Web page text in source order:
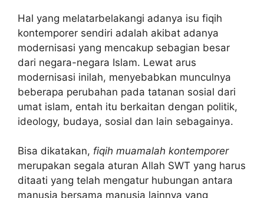
Hal yang melatarbelakangi adanya isu fiqih
kontemporer sendiri adalah akibat adanya
modernisasi yang mencakup sebagian besar
dari negara-negara Islam. Lewat arus
modernisasi inilah, menyebabkan munculnya
beberapa perubahan pada tatanan sosial dari
umat islam, entah itu berkaitan dengan politik,
ideology, budaya, sosial dan lain sebagainya.
Bisa dikatakan, fiqih muamalah kontemporer
merupakan segala aturan Allah SWT yang harus
ditaati yang telah mengatur hubungan antara
manusia bersama manusia lainnya yang